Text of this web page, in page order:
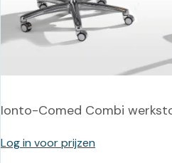
Ionto-Comed Combi
Log in voor prijzen